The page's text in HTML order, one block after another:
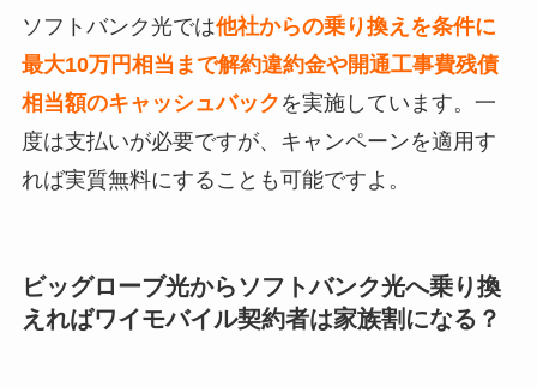
ソフトバンク光では他社からの乗り換えを条件に
最大10万円相当まで解約違約金や開通工事費残債
相当額のキャッシュバック を実施しています。一
度は支払いが必要ですが、キャンペーンを適用す
れば実質無料にすることも可能ですよ。
ビッグローブ光からソフトバンク光へ乗り換
えればワイモバイル契約者は家族割になる？